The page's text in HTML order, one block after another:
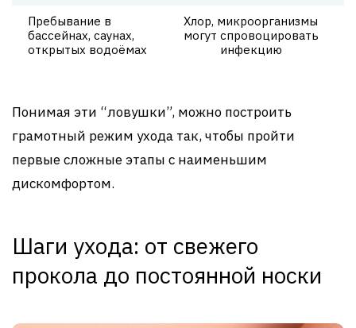
Пребывание в
бассейнах, саунах,
открытых водоёмах
Хлор, микроорганизмы
могут спровоцировать
инфекцию
Понимая эти “ловушки”, можно построить
грамотный режим ухода так, чтобы пройти
первые сложные этапы с наименьшим
дискомфортом.
Шаги ухода: от свежего
прокола до постоянной носки